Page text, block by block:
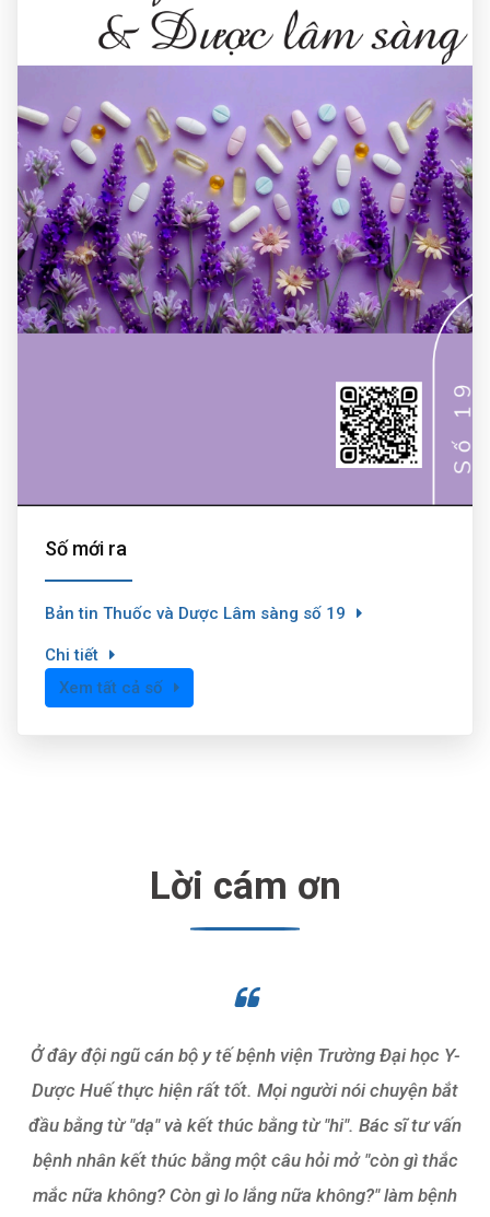
Số mới ra
Bản tin Thuốc và Dược Lâm sàng số 19
Chi tiết
Xem tất cả số
Lời cám ơn
Ở đây đội ngũ cán bộ y tế bệnh viện Trường Đại học Y-
Dược Huế thực hiện rất tốt. Mọi người nói chuyện bắt
đầu bằng từ "dạ" và kết thúc bằng từ "hi". Bác sĩ tư vấn
bệnh nhân kết thúc bằng một câu hỏi mở "còn gì thắc
mắc nữa không? Còn gì lo lắng nữa không?" làm bệnh